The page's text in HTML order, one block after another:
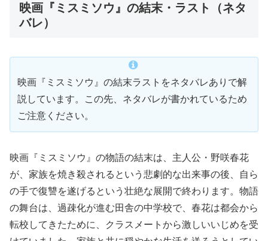
映画『ミスミソウ』の結末・ラスト（ネタ
バレ）
映画『ミスミソウ』の結末ラストをネタバレありで解
説しています。この先、ネタバレが書かれているため
ご注意ください。
映画『ミスミソウ』の物語の結末は、主人公・野咲春花
が、家族を焼き殺されるという悲劇的な出来事の後、自ら
の手で復讐を遂げるという壮絶な展開で終わります。物語
の舞台は、過疎化が進む田舎の中学校で、春花は都会から
転校してきたために、クラスメートから激しいいじめを受